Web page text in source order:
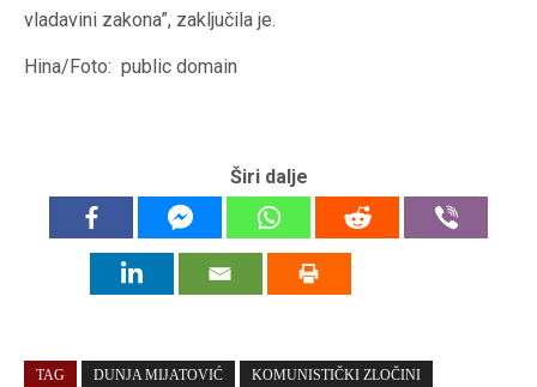
vladavini zakona”, zaključila je.
Hina/Foto: public domain
Širi dalje
TAG DUNJA MIJATOVIĆ KOMUNISTIČKI ZLOČINI